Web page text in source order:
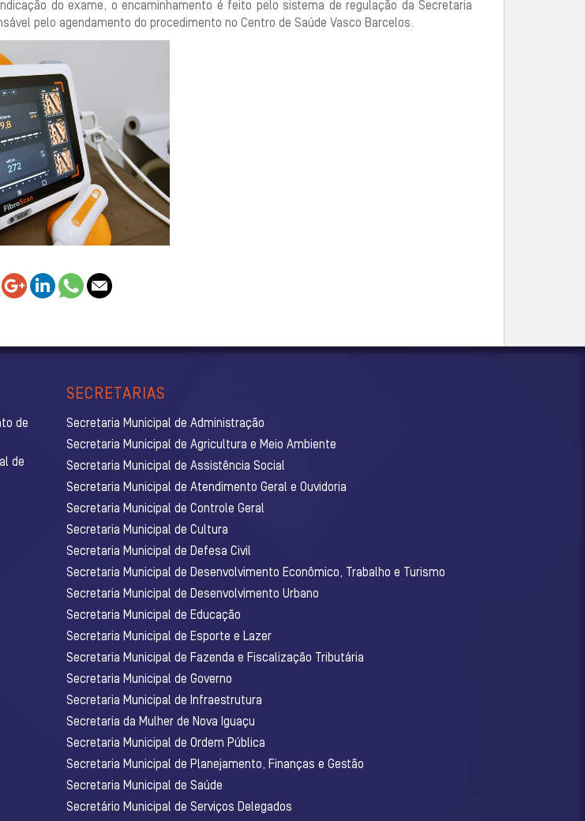
do exame, o encaminhamento é feito pelo sistema de regulação da Secretaria
pelo agendamento do procedimento no Centro de Saúde Vasco Barcelos.
de
de
SECRETARIAS
Secretaria Municipal de Administração
Secretaria Municipal de Agricultura e Meio Ambiente
Secretaria Municipal de Assistência Social
Secretaria Municipal de Atendimento Geral e Ouvidoria
Secretaria Municipal de Controle Geral
Secretaria Municipal de Cultura
Secretaria Municipal de Defesa Civil
Secretaria Municipal de Desenvolvimento Econômico, Trabalho e Turismo
Secretaria Municipal de Desenvolvimento Urbano
Secretaria Municipal de Educação
Secretaria Municipal de Esporte e Lazer
Secretaria Municipal de Fazenda e Fiscalização Tributária
Secretaria Municipal de Governo
Secretaria Municipal de Infraestrutura
Secretaria da Mulher de Nova Iguaçu
Secretaria Municipal de Ordem Pública
Secretaria Municipal de Planejamento, Finanças e Gestão
Secretaria Municipal de Saúde
Secretário Municipal de Serviços Delegados